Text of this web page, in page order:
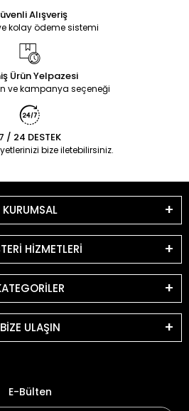
Alışveriş
kolay ödeme sistemi
Ürün Yelpazesi
ve kampanya seçeneği
7 / 24 DESTEK
bize iletebilirsiniz.
KURUMSAL
HİZMETLERİ
BİZE ULAŞIN
E-Bülten